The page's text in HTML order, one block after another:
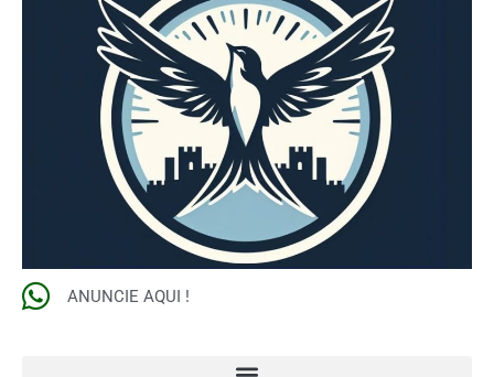
ANUNCIE AQUI !